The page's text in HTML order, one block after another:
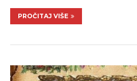
PROČITAJ VIŠE